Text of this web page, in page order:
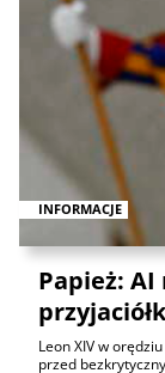
INFORMACJE
Papież:
Leon XIV w
przed